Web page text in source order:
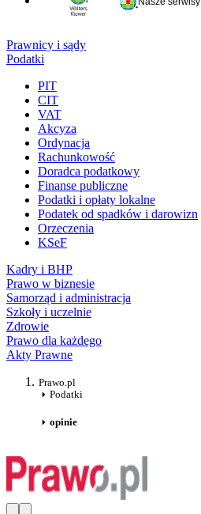
Prawnicy i sądy
Podatki
PIT
CIT
VAT
Akcyza
Ordynacja
Rachunkowość
Doradca podatkowy
Finanse publiczne
Podatki i opłaty lokalne
Podatek od spadków i darowizn
Orzeczenia
KSeF
Kadry i BHP
Prawo w biznesie
Samorząd i administracja
Szkoły i uczelnie
Zdrowie
Prawo dla każdego
Akty Prawne
Prawo.pl
Podatki
opinie